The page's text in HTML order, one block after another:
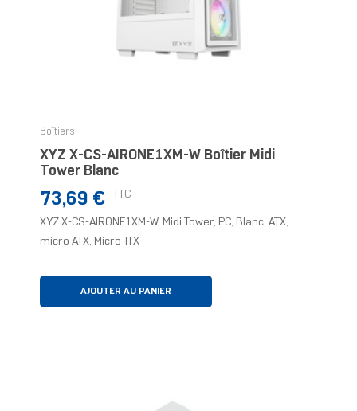
Boîtiers
XYZ X-CS-AIRONE1XM-W Boîtier Midi
Tower Blanc
Prix
73,69 € TTC
XYZ X-CS-AIRONE1XM-W, Midi Tower, PC, Blanc, ATX,
micro ATX, Micro-ITX
AJOUTER AU PANIER